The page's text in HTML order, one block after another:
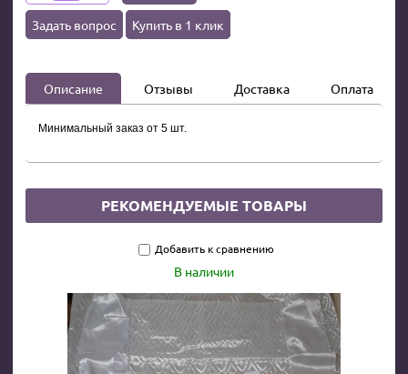
Задать вопрос Купить в 1 клик
Описание Отзывы Доставка Оплата
Минимальный заказ от 5 шт.
РЕКОМЕНДУЕМЫЕ ТОВАРЫ
Добавить к сравнению
В наличии